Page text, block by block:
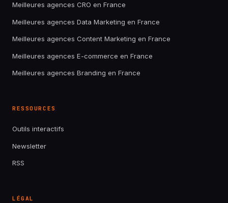
Meilleures agences CRO en France
Meilleures agences Data Marketing en France
Meilleures agences Content Marketing en France
Meilleures agences E-commerce en France
Meilleures agences Branding en France
RESSOURCES
Outils interactifs
Newsletter
RSS
LÉGAL